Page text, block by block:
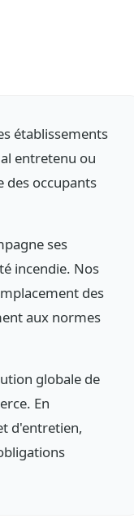
établissements
entretenu ou
des occupants
ses
incendie. Nos
des
aux normes
globale de
En
d'entretien,